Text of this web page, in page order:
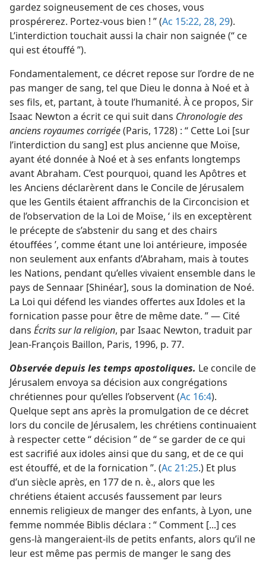
gardez soigneusement de ces choses, vous
prospérerez. Portez-vous bien ! ” (Ac 15:22, 28, 29).
L’interdiction touchait aussi la chair non saignée (“ ce
qui est étouffé ”).
Fondamentalement, ce décret repose sur l’ordre de ne
pas manger de sang, tel que Dieu le donna à Noé et à
ses fils, et, partant, à toute l’humanité. À ce propos, Sir
Isaac Newton a écrit ce qui suit dans Chronologie des
anciens royaumes corrigée(Paris, 1728) : “ Cette Loi [sur
l’interdiction du sang] est plus ancienne que Moïse,
ayant été donnée à Noé et à ses enfants longtemps
avant Abraham. C’est pourquoi, quand les Apôtres et
les Anciens déclarèrent dans le Concile de Jérusalem
que les Gentils étaient affranchis de la Circoncision et
de l’observation de la Loi de Moïse, ‘ ils en exceptèrent
le précepte de s’abstenir du sang et des chairs
étouffées ’, comme étant une loi antérieure, imposée
non seulement aux enfants d’Abraham, mais à toutes
les Nations, pendant qu’elles vivaient ensemble dans le
pays de Sennaar [Shinéar], sous la domination de Noé.
La Loi qui défend les viandes offertes aux Idoles et la
fornication passe pour être de même date. ” — Cité
dans Écrits sur la religion, par Isaac Newton, traduit par
Jean-François Baillon, Paris, 1996, p. 77.
Observée depuis les temps apostoliques. Le concile de
Jérusalem envoya sa décision aux congrégations
chrétiennes pour qu’elles l’observent (Ac 16:4).
Quelque sept ans après la promulgation de ce décret
lors du concile de Jérusalem, les chrétiens continuaient
à respecter cette “ décision ” de “ se garder de ce qui
est sacrifié aux idoles ainsi que du sang, et de ce qui
est étouffé, et de la fornication ”. (Ac 21:25.) Et plus
d’un siècle après, en 177 de n. è., alors que les
chrétiens étaient accusés faussement par leurs
ennemis religieux de manger des enfants, à Lyon, une
femme nommée Biblis déclara : “ Comment [...] ces
gens-là mangeraient-ils de petits enfants, alors qu’il ne
leur est même pas permis de manger le sang des